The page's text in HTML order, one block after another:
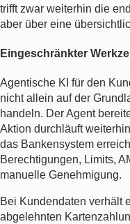
trifft zwar weiterhin die
aber über eine
Eingeschränkter
Agentische KI für den
nicht allein auf der
handeln. Der Agent
Aktion durchläuft
das Bankensystem
Berechtigungen, Limits,
manuelle Genehmigung.
Bei Kundendaten verhält
abgelehnten